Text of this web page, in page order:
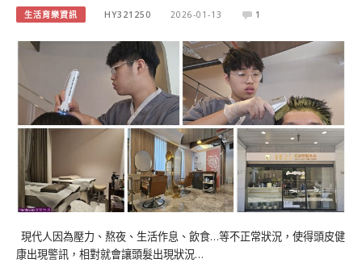
生活育樂資訊 HY321250 2026-01-13 1
現代人因為壓力、熬夜、生活作息、飲食…等不正常狀況，使得頭皮健
康出現警訊，相對就會讓頭髮出現狀況…